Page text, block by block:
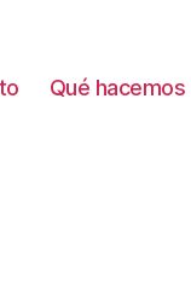
Qué hacemos